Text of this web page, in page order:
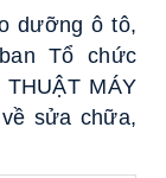
dưỡng ô tô,
Tổ chức
MÁY
sửa chữa,